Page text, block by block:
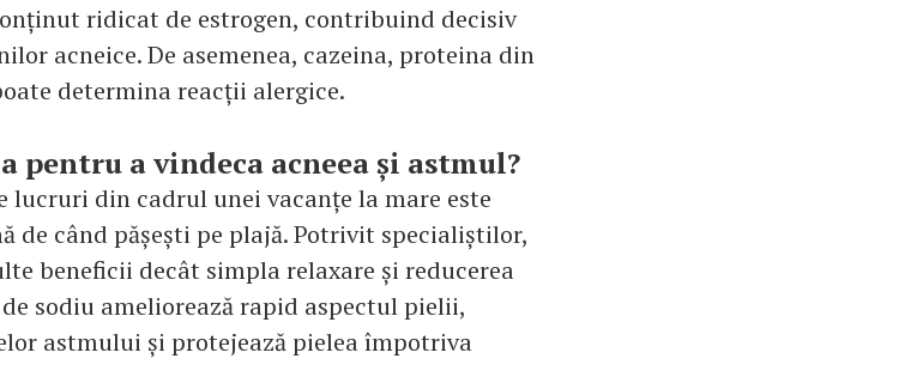
ridicat de estrogen, contribuind decisiv
acneice. De asemenea, cazeina, proteina din
determina reacții alergice.
pentru a vindeca acneea și astmul?
lucruri din cadrul unei vacanțe la mare este
de când pășești pe plajă. Potrivit specialiștilor,
beneficii decât simpla relaxare și reducerea
sodiu ameliorează rapid aspectul pielii,
astmului și protejează pielea împotriva